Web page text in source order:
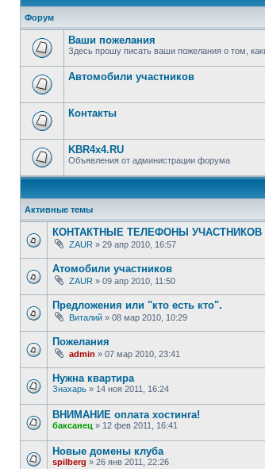
Форум
Ваши пожелания
Здесь прошу писать ваши пожелания о том,
Автомобили участников
Контакты
KBR4x4.RU
Объявления от администрации форума
Активные темы
КОНТАКТНЫЕ ТЕЛЕФОНЫ
ZAUR » 29 апр 2010, 16:57
Атомобили участников
ZAUR » 09 апр 2010, 11:50
Предложения или "кто есть кто".
Виталий » 08 мар 2010, 10:29
Пожелания
admin » 07 мар 2010, 23:41
Нужна квартира
Знахарь » 14 ноя 2011, 16:24
ВНИМАНИЕ оплата хостинга!
баксанец » 12 фев 2011, 16:41
Новые домены клуба
spilberg » 26 янв 2011, 22:26